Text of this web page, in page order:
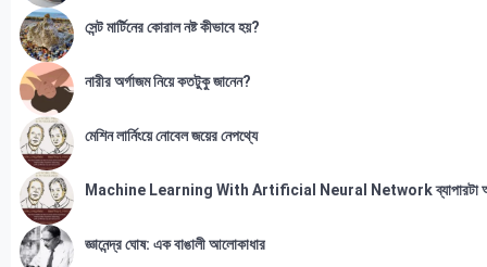
সেন্ট মার্টিনের কোরাল নষ্ট কীভাবে হয়?
নারীর অর্গাজম নিয়ে কতটুকু জানেন?
মেশিন লার্নিংয়ে নোবেল জয়ের নেপথ্যে
Machine Learning With Artificial Neural Network ব্যাপারটা
জ্ঞানেন্দ্র ঘোষ: এক বাঙালী আলোকাধার